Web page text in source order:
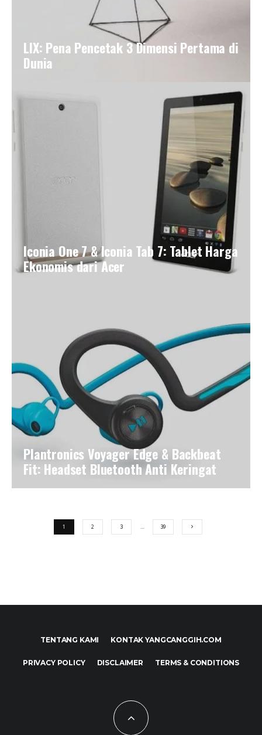
LIX: Pena Pencetak 3 Dimensi Pertama di
Dunia
Iconia One 7 & Iconia Tab 7: Tablet Harga
Ekonomis dari Acer
Plantronics Voyager Edge & Backbeat
Fit: Headset Bluetooth Anti Keringat
1 2 3 … 39
TENTANG KAMI KONTAK YANGCANGGIH.COM
PRIVACY POLICY DISCLAIMER TERMS & CONDITIONS